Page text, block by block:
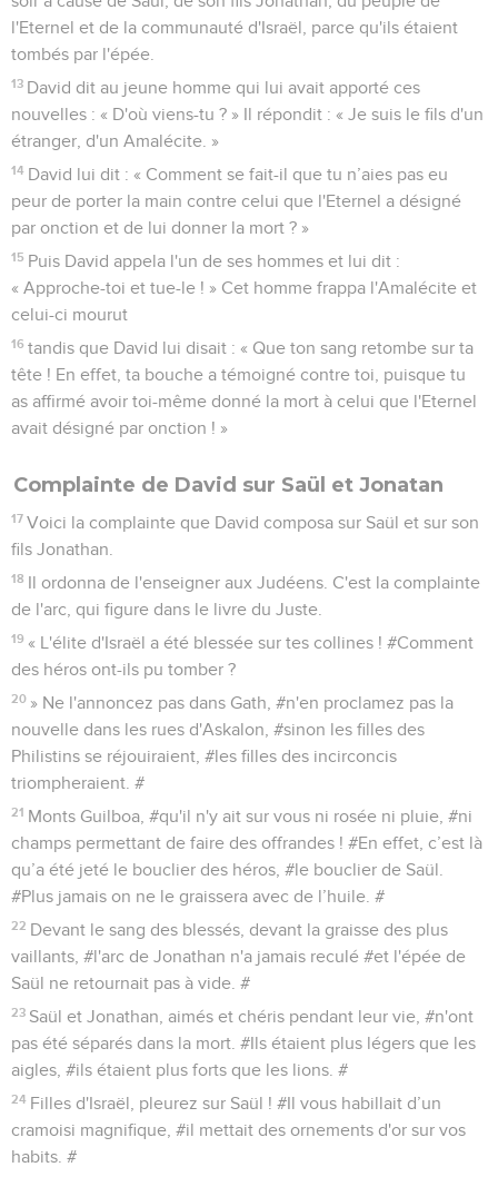
l'Eternel et de la communauté d'Israël, parce qu'ils étaient
tombés par l'épée.
13 David dit au jeune homme qui lui avait apporté ces
nouvelles : « D'où viens-tu ? » Il répondit : « Je suis le fils d'un
étranger, d'un Amalécite. »
14 David lui dit : « Comment se fait-il que tu n’aies pas eu
peur de porter la main contre celui que l'Eternel a désigné
par onction et de lui donner la mort ? »
15 Puis David appela l'un de ses hommes et lui dit :
« Approche-toi et tue-le ! » Cet homme frappa l'Amalécite et
celui-ci mourut
16 tandis que David lui disait : « Que ton sang retombe sur ta
tête ! En effet, ta bouche a témoigné contre toi, puisque tu
as affirmé avoir toi-même donné la mort à celui que l'Eternel
avait désigné par onction ! »
Complainte de David sur Saül et Jonatan
17 Voici la complainte que David composa sur Saül et sur son
fils Jonathan.
18 Il ordonna de l'enseigner aux Judéens. C'est la complainte
de l'arc, qui figure dans le livre du Juste.
19 « L'élite d'Israël a été blessée sur tes collines ! #Comment
des héros ont-ils pu tomber ?
20 » Ne l'annoncez pas dans Gath, #n'en proclamez pas la
nouvelle dans les rues d'Askalon, #sinon les filles des
Philistins se réjouiraient, #les filles des incirconcis
triompheraient. #
21 Monts Guilboa, #qu'il n'y ait sur vous ni rosée ni pluie, #ni
champs permettant de faire des offrandes ! #En effet, c’est là
qu’a été jeté le bouclier des héros, #le bouclier de Saül.
#Plus jamais on ne le graissera avec de l’huile. #
22 Devant le sang des blessés, devant la graisse des plus
vaillants, #l'arc de Jonathan n'a jamais reculé #et l'épée de
Saül ne retournait pas à vide. #
23 Saül et Jonathan, aimés et chéris pendant leur vie, #n'ont
pas été séparés dans la mort. #Ils étaient plus légers que les
aigles, #ils étaient plus forts que les lions. #
24 Filles d'Israël, pleurez sur Saül ! #Il vous habillait d’un
cramoisi magnifique, #il mettait des ornements d'or sur vos
habits. #